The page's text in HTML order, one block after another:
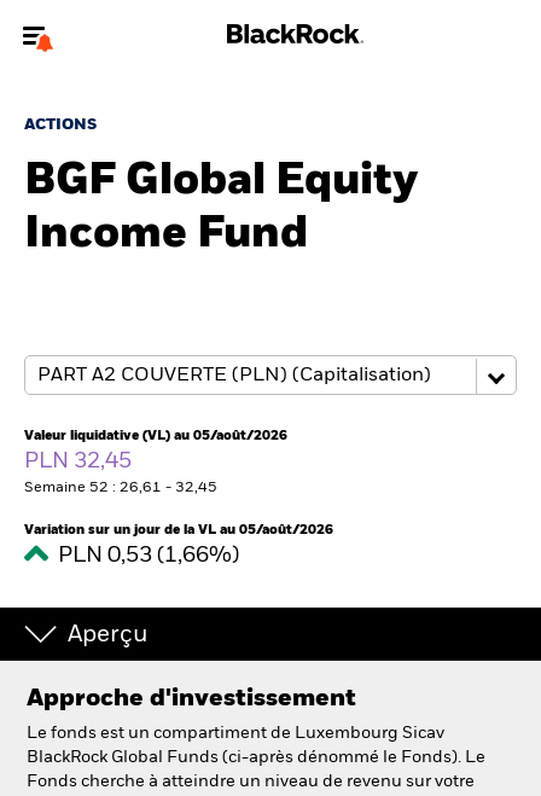
financiers.
jourvotre type d'utilisateur
A propos de BlackRock
Thèmes
ETFs & Fonds indiciels
Documents
Change location
FR
ACTIONS
BGF Global Equity
Income Fund
Valeur liquidative (VL) au 05/août/2026
PLN 32,45
Semaine 52 : 26,61 - 32,45
Variation sur un jour de la VL au 05/août/2026
PLN 0,53 (1,66%)
Aperçu
Approche d'investissement
Le fonds est un compartiment de Luxembourg Sicav
BlackRock Global Funds (ci-après dénommé le Fonds). Le
Fonds cherche à atteindre un niveau de revenu sur votre